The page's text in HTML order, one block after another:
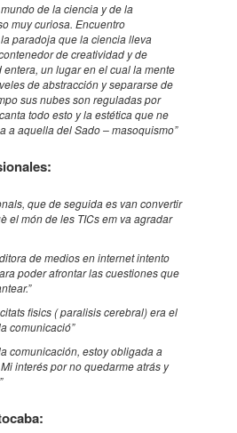
de la ciencia y de la
muy curiosa. Encuentro
paradoja que la ciencia lleva
de creatividad y de
un lugar en el cual la mente
de abstracción y separarse de
sus nubes son reguladas por
todo esto y la estética que ne
a aquella del Sado – masoquismo”
que de seguida es van convertir
el món de les TICs em va agradar
de medios en internet intento
poder afrontar las cuestiones que
fisics ( paralisis cerebral) era el
comunicació”
comunicación, estoy obligada a
interés por no quedarme atrás y